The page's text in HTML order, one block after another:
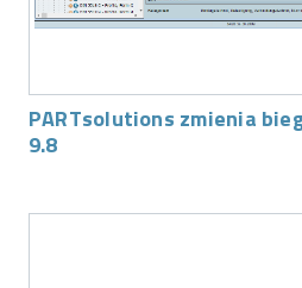
PARTsolutions zmienia
9.8